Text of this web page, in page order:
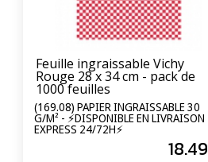
Feuille ingraissable Vichy
Rouge 28 x 34 cm - pack de
1000 feuilles
(169.08) PAPIER INGRAISSABLE 30
G/M² - ⚡DISPONIBLE EN LIVRAISON
EXPRESS 24/72H⚡
18.49